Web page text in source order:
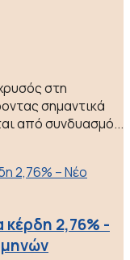
στη
σημαντικά
από συνδυασμό...
κέρδη 2,76% -